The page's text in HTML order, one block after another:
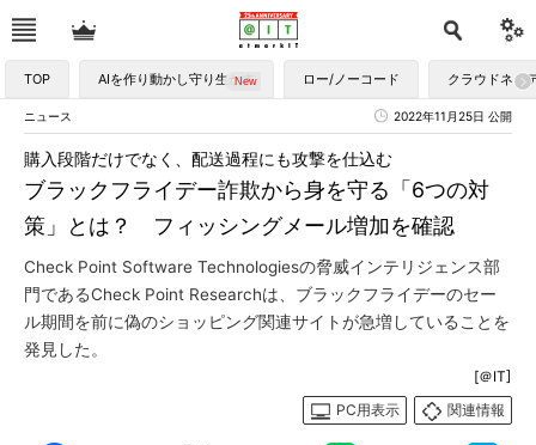
TOP AIを作り動かし守り生かす ロー/ノーコード クラウドネイ
ニュース 2022年11月25日 公開
ブラックフライデー詐欺から身を守る「6つの対
策」とは？ フィッシングメール増加を確認
購入段階だけでなく、配送過程にも攻撃を仕込む
Check Point Software Technologiesの脅威インテリジェンス部
門であるCheck Point Researchは、ブラックフライデーのセー
ル期間を前に偽のショッピング関連サイトが急増していることを
発見した。
[＠IT]
PC用表示
関連情報